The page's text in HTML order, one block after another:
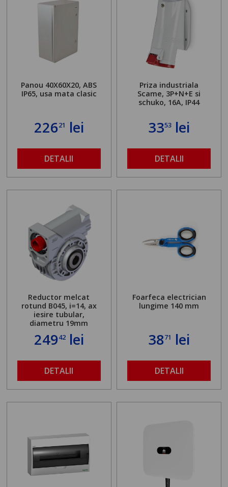
Panou 40X60X20, ABS
IP65, usa mata clasic
22621 lei
DETALII
Priza industriala
Scame, 3P+N+E si
schuko, 16A, IP44
3353 lei
DETALII
Reductor melcat
rotund B045, i=14, ax
iesire tubular,
diametru 19mm
24942lei
DETALII
Foarfeca electrician
lungime 140 mm
3871 lei
DETALII